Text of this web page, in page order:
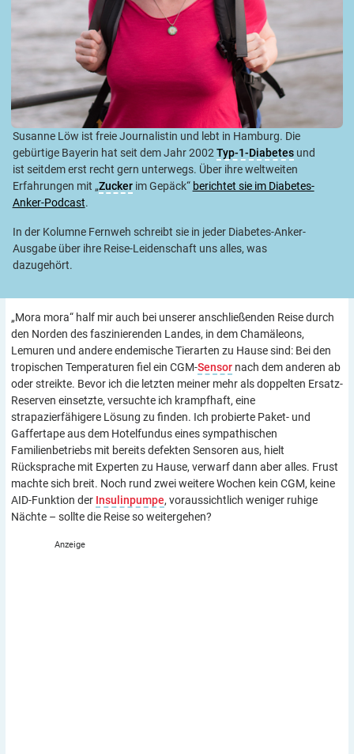
Susanne Löw ist freie Journalistin und lebt in Hamburg. Die
gebürtige Bayerin hat seit dem Jahr 2002 Typ-1-Diabetesund
ist seitdem erst recht gern unterwegs. Über ihre weltweiten
Erfahrungen mit „Zuckerim Gepäck“ berichtet sie im Diabetes-
Anker-Podcast.
In der Kolumne Fernweh schreibt sie in jeder Diabetes-Anker-
Ausgabe über ihre Reise-Leidenschaft uns alles, was
dazugehört.
„Mora mora“ half mir auch bei unserer anschließenden Reise durch
den Norden des faszinierenden Landes, in dem Chamäleons,
Lemuren und andere endemische Tierarten zu Hause sind: Bei den
tropischen Temperaturen fiel ein CGM-Sensor nach dem anderen ab
oder streikte. Bevor ich die letzten meiner mehr als doppelten Ersatz-
Reserven einsetzte, versuchte ich krampfhaft, eine
strapazierfähigere Lösung zu finden. Ich probierte Paket- und
Gaffertape aus dem Hotelfundus eines sympathischen
Familienbetriebs mit bereits defekten Sensoren aus, hielt
Rücksprache mit Experten zu Hause, verwarf dann aber alles. Frust
machte sich breit. Noch rund zwei weitere Wochen kein CGM, keine
AID-Funktion der Insulinpumpe, voraussichtlich weniger ruhige
Nächte – sollte die Reise so weitergehen?